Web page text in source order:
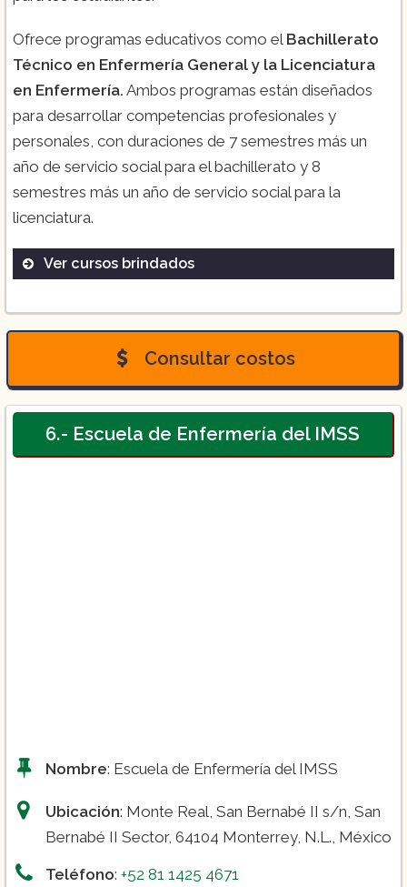
Ofrece programas educativos como el Bachillerato
Técnico en Enfermería General y la Licenciatura
en Enfermería. Ambos programas están diseñados
para desarrollar competencias profesionales y
personales, con duraciones de 7 semestres más un
año de servicio social para el bachillerato y 8
semestres más un año de servicio social para la
licenciatura​.
Ver cursos brindados
Bachillerato Técnico en Enfermería
Consultar costos
6.- Escuela de Enfermería del IMSS
Nombre: Escuela de Enfermería del IMSS
Ubicación: Monte Real, San Bernabé II s/n, San
Bernabé II Sector, 64104 Monterrey, N.L., México
Teléfono: +52 81 1425 4671